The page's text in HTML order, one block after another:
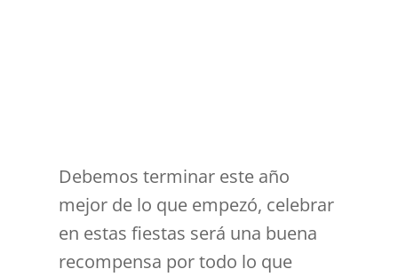
Debemos terminar este año
mejor de lo que empezó, celebrar
en estas fiestas será una buena
recompensa por todo lo que